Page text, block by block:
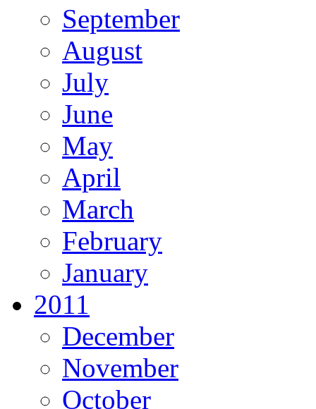
September
August
July
June
May
April
March
February
January
2011
December
November
October